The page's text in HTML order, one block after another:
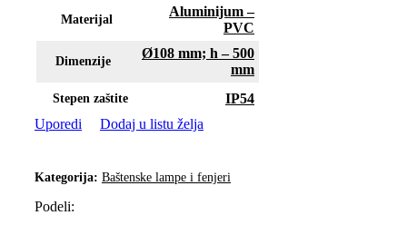
Materijal
Aluminijum –
PVC
Dimenzije
Ø108 mm; h – 500
mm
Stepen zaštite
IP54
Uporedi
Dodaj u listu želja
Kategorija: Baštenske lampe i fenjeri
Podeli: